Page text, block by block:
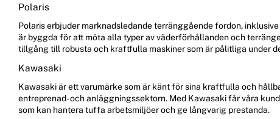
Polaris
Polaris erbjuder marknadsledande terränggående fordon,
är byggda för att möta alla typer av väderförhållanden och
tillgång till robusta och kraftfulla maskiner som är pålitliga under
Kawasaki
Kawasaki är ett varumärke som är känt för sina kraftfulla och
entreprenad- och anläggningssektorn. Med Kawasaki får våra
som kan hantera tuffa arbetsmiljöer och ge långvarig prestanda.